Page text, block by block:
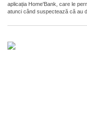
aplicația Home'Bank, care le
atunci când suspectează că au